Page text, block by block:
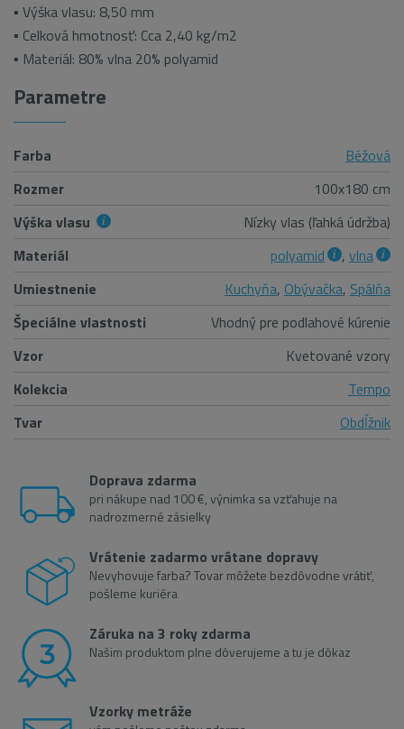
▪ Výška vlasu: 8,50 mm
▪ Celková hmotnosť: Cca 2,40 kg/m2
▪ Materiál: 80% vlna 20% polyamid
Parametre
Farba
Béžová
Rozmer
100x180 cm
Výška vlasu
Nízky vlas (ľahká údržba)
Materiál
polyamid , vlna
Umiestnenie
Kuchyňa, Obývačka, Spálňa
Špeciálne vlastnosti
Vhodný pre podlahové kúrenie
Vzor
Kvetované vzory
Kolekcia
Tempo
Tvar
Obdĺžnik
Doprava zdarma
pri nákupe nad 100 €, výnimka sa vzťahuje na
nadrozmerné zásielky
Vrátenie zadarmo vrátane dopravy
Nevyhovuje farba? Tovar môžete bezdôvodne vrátiť,
pošleme kuriéra
Záruka na 3 roky zdarma
Našim produktom plne dôverujeme a tu je dôkaz
Vzorky metráže